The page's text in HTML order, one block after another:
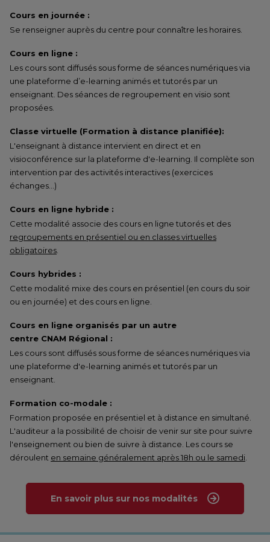
Cours en journée :
Se renseigner auprès du centre pour connaître les horaires.
Cours en ligne :
Les cours sont diffusés sous forme de séances numériques via
une plateforme d’e-learning animés et tutorés par un
enseignant. Des séances de regroupement en visio sont
proposées.
Classe virtuelle (Formation à distance planifiée):
L'enseignant à distance intervient en direct et en
visioconférence sur la plateforme d'e-learning. Il complète son
intervention par des activités interactives (exercices
échanges…)
Cours en ligne hybride :
Cette modalité associe des cours en ligne tutorés et des
regroupements en présentiel ou en classes virtuelles
obligatoires
Cours hybrides :
Cette modalité mixe des cours en présentiel (en cours du soir
ou en journée) et des cours en ligne.
Cours en ligne organisés par un autre
centre CNAM Régional :
Les cours sont diffusés sous forme de séances numériques via
une plateforme d'e-learning animés et tutorés par un
enseignant.
Formation co-modale :
Formation proposée en présentiel et à distance en simultané.
L'auditeur a la possibilité de choisir de venir sur site pour suivre
l'enseignement ou bien de suivre à distance. Les cours se
déroulent en semaine généralement après 18h ou le samedi
En savoir plus sur nos modalités